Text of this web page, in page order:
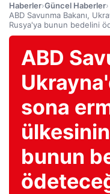
Haberler›Güncel Haberler›
ABD Savunma Bakanı,
Rusya'ya bunun bedelini
ABD
sona
bunun